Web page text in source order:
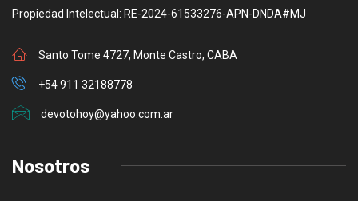
Propiedad Intelectual: RE-2024-61533276-APN-DNDA#MJ
Santo Tome 4727, Monte Castro, CABA
+54 911 32188778
devotohoy@yahoo.com.ar
Nosotros